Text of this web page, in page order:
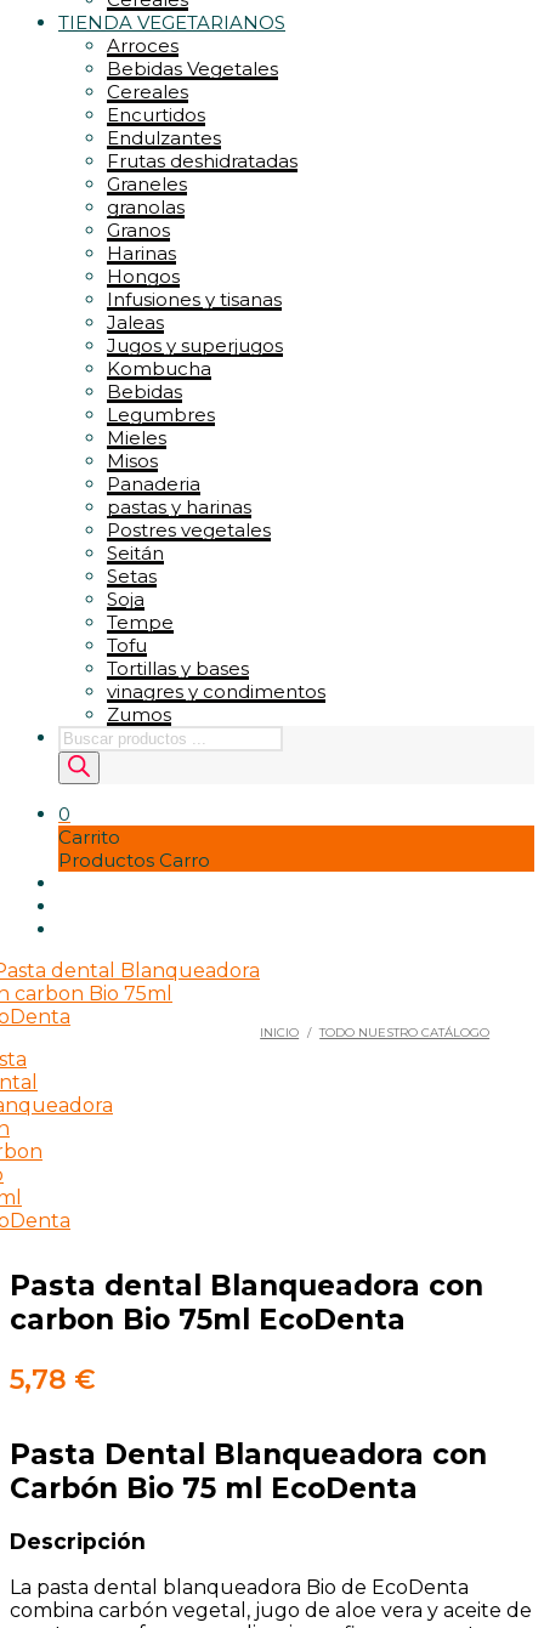
TIENDA VEGETARIANOS
Arroces
Bebidas Vegetales
Cereales
Encurtidos
Endulzantes
Frutas deshidratadas
Graneles
granolas
Granos
Harinas
Hongos
Infusiones y tisanas
Jaleas
Jugos y superjugos
Kombucha
Bebidas
Legumbres
Mieles
Misos
Panaderia
pastas y harinas
Postres vegetales
Seitán
Setas
Soja
Tempe
Tofu
Tortillas y bases
vinagres y condimentos
Zumos
Búsqueda
de
productos
0
Carrito
Productos Carro
INICIO / TODO NUESTRO CATÁLOGO
Pasta dental Blanqueadora con
carbon Bio 75ml EcoDenta
5,78 €
Pasta Dental Blanqueadora con
Carbón Bio 75 ml EcoDenta
Descripción
La pasta dental blanqueadora Bio de EcoDenta
combina carbón vegetal, jugo de aloe vera y aceite de